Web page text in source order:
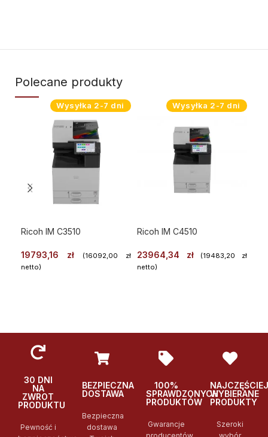
Polecane produkty
Wysyłka 2-7 dni
Ricoh IM C3510
19793,16 zł (16092,00 zł
netto)
Wysyłka 2-7 dni
Ricoh IM C4510
23964,34 zł (19483,20 zł
netto)
30 DNI
NA
ZWROT
PRODUKTU
Pewność i
BEZPIECZNA
DOSTAWA
Bezpieczna
dostawa
100%
SPRAWDZONYCH
PRODUKTÓW
Gwarancje
NAJCZĘŚCIEJ
WYBIERANE
PRODUKTY
Szeroki